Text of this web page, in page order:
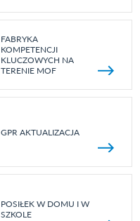
FABRYKA
KOMPETENCJI
KLUCZOWYCH NA
TERENIE MOF
GPR AKTUALIZACJA
POSIŁEK W DOMU I W
SZKOLE